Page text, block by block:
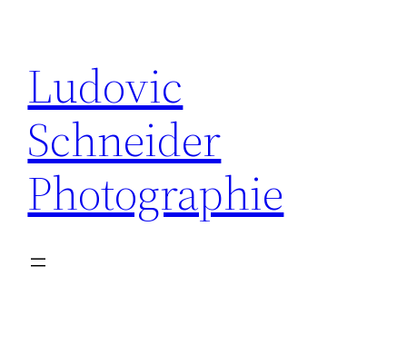
contenu
Ludovic
Schneider
Photographie